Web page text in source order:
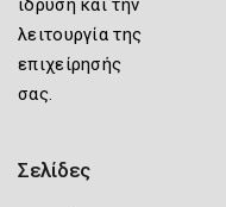
ίδρυση και την
λειτουργία της
επιχείρησής
σας.
Σελίδες